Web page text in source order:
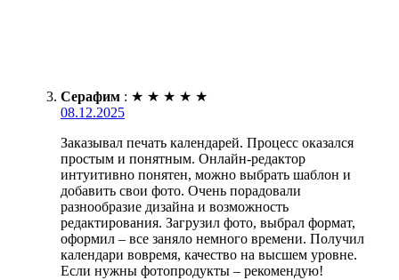
Серафим : ★ ★ ★ ★ ★
08.12.2025
Заказывал печать календарей. Процесс оказался
простым и понятным. Онлайн-редактор
интуитивно понятен, можно выбрать шаблон и
добавить свои фото. Очень порадовали
разнообразие дизайна и возможность
редактирования. Загрузил фото, выбрал формат,
оформил – все заняло немного времени. Получил
календари вовремя, качество на высшем уровне.
Если нужны фотопродукты – рекомендую!